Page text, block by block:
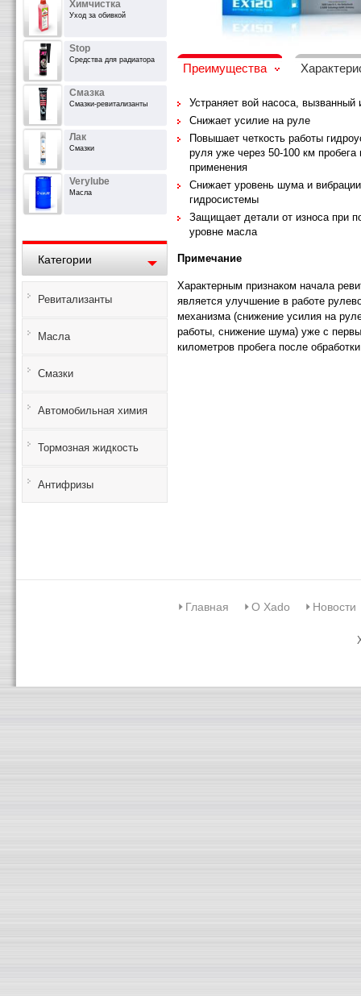
Химчистка
Уход за обивкой
Stop
Средства для радиатора
Смазка
Смазки-ревитализанты
Лак
Смазки
Verylube
Масла
Категории
Ревитализанты
Масла
Смазки
Автомобильная химия
Тормозная жидкость
Антифризы
Преимущества
Устраняет вой насоса, вызванный
Снижает усилие на руле
Повышает четкость работы
руля уже через 50-100 км пробега
применения
Снижает уровень шума и
гидросистемы
Защищает детали от износа при
уровне масла
Примечание
Характерным признаком начала
является улучшение в работе
механизма (снижение усилия на
работы, снижение шума) уже с
километров пробега после
Главная О Xado Новости